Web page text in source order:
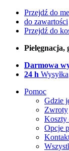
Przejdź do
do zawartości
Przejdź do
Pielęgnacja,
Darmowa
24 h Wysyłka
Pomoc
Gdzie
Zwroty
Koszty
Opcje